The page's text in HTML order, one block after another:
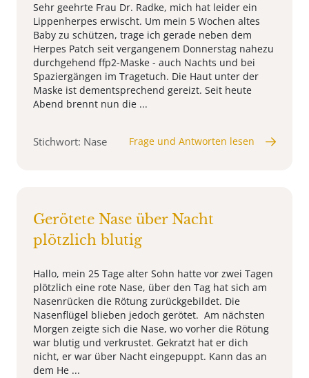
Sehr geehrte Frau Dr. Radke, mich hat leider ein
Lippenherpes erwischt. Um mein 5 Wochen altes
Baby zu schützen, trage ich gerade neben dem
Herpes Patch seit vergangenem Donnerstag nahezu
durchgehend ffp2-Maske - auch Nachts und bei
Spaziergängen im Tragetuch. Die Haut unter der
Maske ist dementsprechend gereizt. Seit heute
Abend brennt nun die ...
Stichwort: Nase Frage und Antworten lesen
Gerötete Nase über Nacht
plötzlich blutig
Hallo, mein 25 Tage alter Sohn hatte vor zwei Tagen
plötzlich eine rote Nase, über den Tag hat sich am
Nasenrücken die Rötung zurückgebildet. Die
Nasenflügel blieben jedoch gerötet. Am nächsten
Morgen zeigte sich die Nase, wo vorher die Rötung
war blutig und verkrustet. Gekratzt hat er dich
nicht, er war über Nacht eingepuppt. Kann das an
dem He ...